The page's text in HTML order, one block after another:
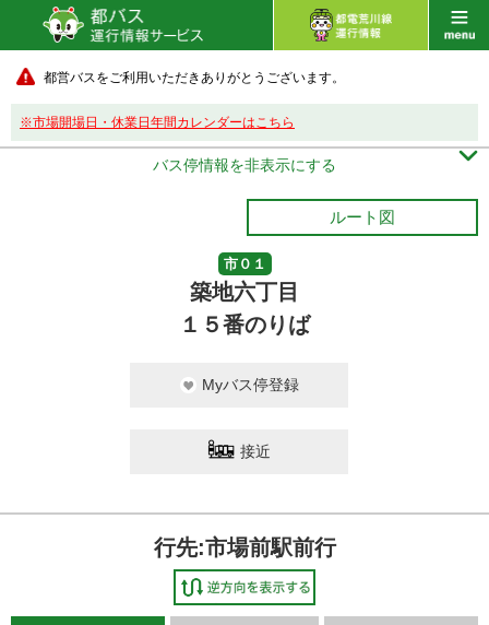
都営バスをご利用いただきありがとうございます。
※市場開場日・休業日年間カレンダーはこちら
バス停情報を非表示にする 
ルート図
市０１
築地六丁目
１５番のりば
Myバス停登録
接近
行先:市場前駅前行